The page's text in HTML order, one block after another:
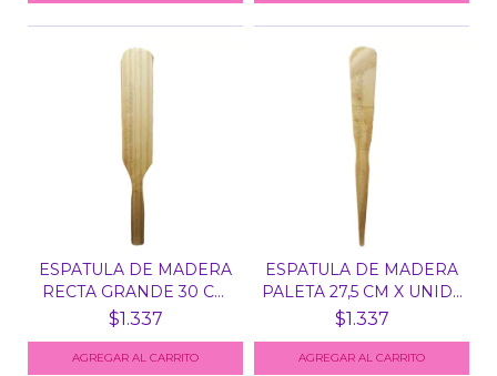
ESPATULA DE MADERA
RECTA GRANDE 30 CM
X...
$1.337
ESPATULA DE MADERA
PALETA 27,5 CM X UNID...
$1.337